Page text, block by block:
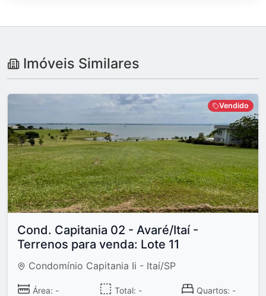
Imóveis Similares
Vendido
Cond. Capitania 02 - Avaré/Itaí -
Terrenos para venda: Lote 11
Condomínio Capitania Ii - Itaí/SP
Área: - Total: -
Quartos: -